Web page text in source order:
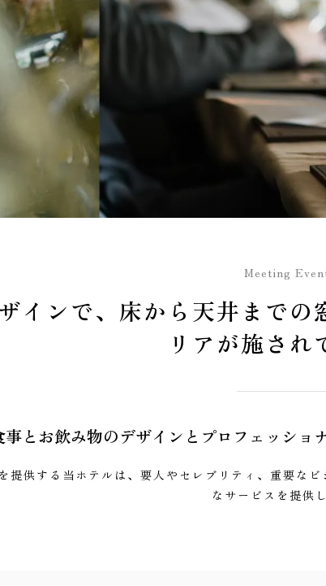
Meeting
インで、床から天井まで
リアが施され
事とお飲み物のデザインとプロフェッショ
提供する当ホテルは、要人やセレブリティ、重要な
なサービスを提供